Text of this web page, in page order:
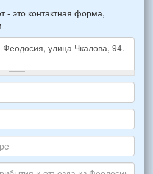
- это контактная форма,